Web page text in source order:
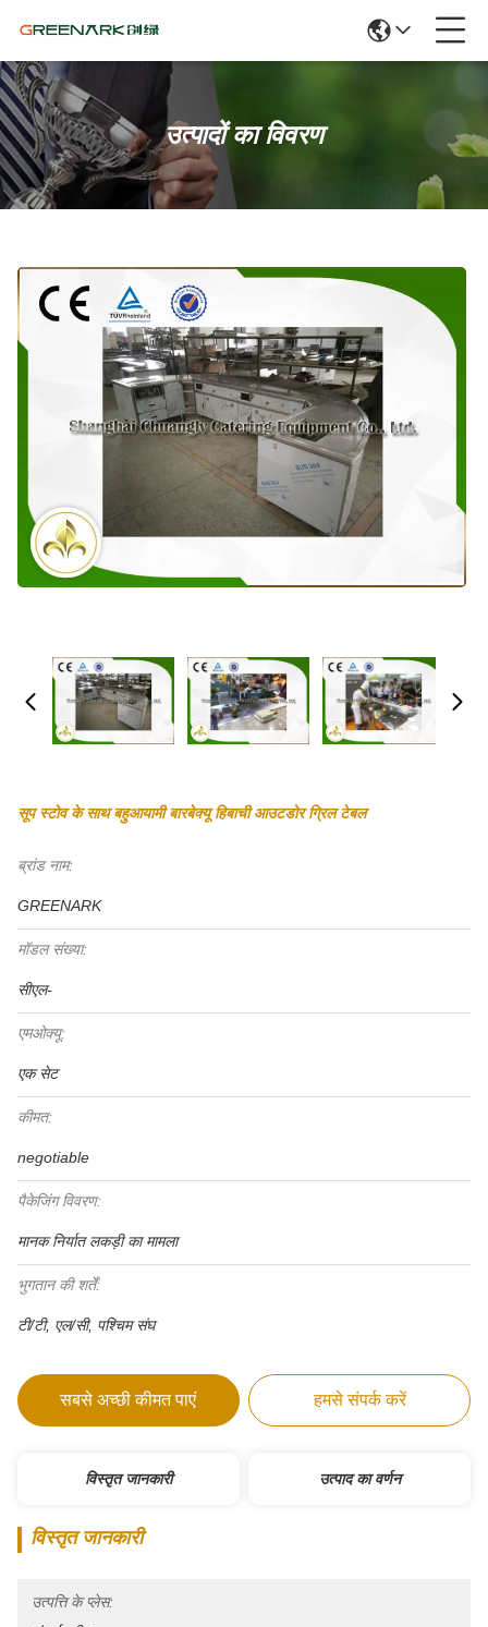
उत्पादों का विवरण
सूप स्टोव के साथ बहुआयामी बारबेक्यू हिबाची आउटडोर ग्रिल टेबल
ब्रांड नाम:
GREENARK
मॉडल संख्या:
सीएल-
एमओक्यू:
एक सेट
कीमत:
negotiable
पैकेजिंग विवरण:
मानक निर्यात लकड़ी का मामला
भुगतान की शर्तें:
टी/टी, एल/सी, पश्चिम संघ
सबसे अच्छी कीमत पाएं हमसे संपर्क करें
विस्तृत जानकारी उत्पाद का वर्णन
विस्तृत जानकारी
उत्पत्ति के प्लेस: